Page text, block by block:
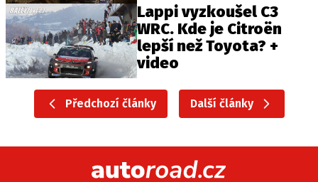
Lappi vyzkoušel C3
WRC. Kde je Citroën
lepší než Toyota? +
video
Předchozí články Další články